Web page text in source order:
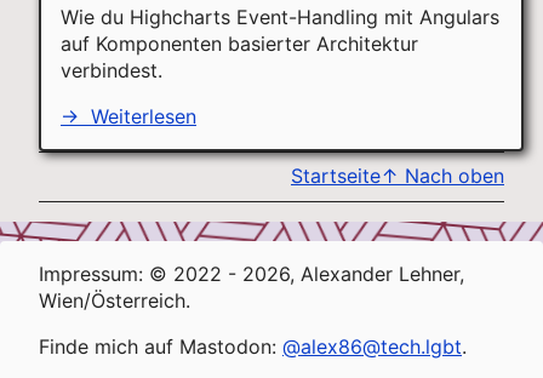
Wie du Highcharts Event-Handling mit Angulars
auf Komponenten basierter Architektur
verbindest.
→ Weiterlesen
Startseite↑ Nach oben
Impressum: © 2022 - 2026, Alexander Lehner,
Wien/Österreich.
Finde mich auf Mastodon: @alex86@tech.lgbt.